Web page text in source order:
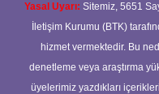
Yasal Uyarı: Sitemiz, 5651
İletişim Kurumu (BTK)
hizmet vermektedir. Bu
denetleme veya araştırma
üyelerimiz yazdıkları